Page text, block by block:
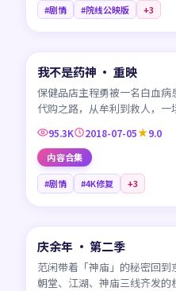
#剧情 #院线公映版 +3
CN
我不是药神 · 重映
保健品店主程勇被一名白血
代购之路，从牟利到救人，
95.3K 2018-07-05 9.0
内容合集
#剧情 #4K修复 +3
CN
庆余年 · 第二季
范闲带着「神庙」的秘密回到
朝堂、江湖、神庙三线齐发的